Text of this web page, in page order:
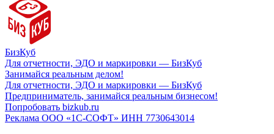
БизКуб
Для отчетности, ЭДО и маркировки — БизКуб
Занимайся реальным делом!
Для отчетности, ЭДО и маркировки — БизКуб
Предприниматель, занимайся реальным бизнесом!
Попробовать bizkub.ru
Реклама ООО «1С-СОФТ» ИНН 7730643014